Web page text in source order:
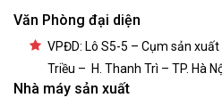
Văn Phòng đại diện
VPĐD: Lô S5-5 – Cụm sản
Triều – H. Thanh Trì – TP. Hà
Nhà máy sản xuất